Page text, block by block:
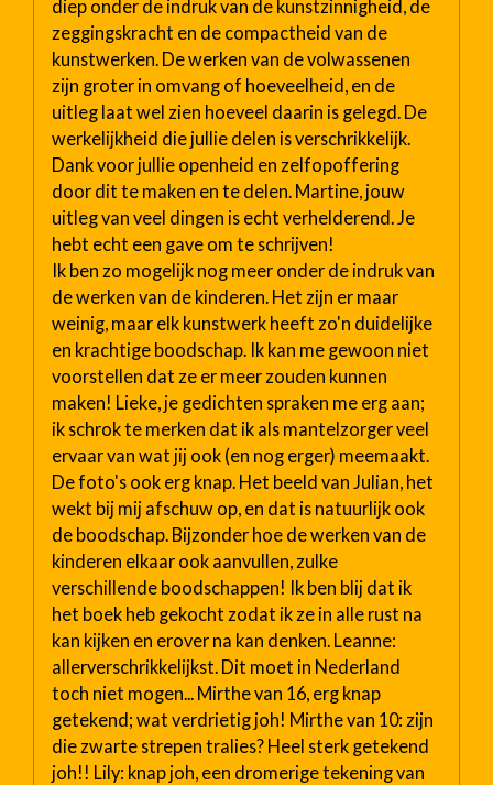
diep onder de indruk van de kunstzinnigheid, de
zeggingskracht en de compactheid van de
kunstwerken. De werken van de volwassenen
zijn groter in omvang of hoeveelheid, en de
uitleg laat wel zien hoeveel daarin is gelegd. De
werkelijkheid die jullie delen is verschrikkelijk.
Dank voor jullie openheid en zelfopoffering
door dit te maken en te delen. Martine, jouw
uitleg van veel dingen is echt verhelderend. Je
hebt echt een gave om te schrijven!
Ik ben zo mogelijk nog meer onder de indruk van
de werken van de kinderen. Het zijn er maar
weinig, maar elk kunstwerk heeft zo'n duidelijke
en krachtige boodschap. Ik kan me gewoon niet
voorstellen dat ze er meer zouden kunnen
maken! Lieke, je gedichten spraken me erg aan;
ik schrok te merken dat ik als mantelzorger veel
ervaar van wat jij ook (en nog erger) meemaakt.
De foto's ook erg knap. Het beeld van Julian, het
wekt bij mij afschuw op, en dat is natuurlijk ook
de boodschap. Bijzonder hoe de werken van de
kinderen elkaar ook aanvullen, zulke
verschillende boodschappen! Ik ben blij dat ik
het boek heb gekocht zodat ik ze in alle rust na
kan kijken en erover na kan denken. Leanne:
allerverschrikkelijkst. Dit moet in Nederland
toch niet mogen... Mirthe van 16, erg knap
getekend; wat verdrietig joh! Mirthe van 10: zijn
die zwarte strepen tralies? Heel sterk getekend
joh!! Lily: knap joh, een dromerige tekening van